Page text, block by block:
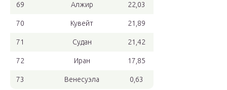
69 Алжир 22,03
70 Кувейт 21,89
71 Судан 21,42
72 Иран 17,85
73 Венесуэла 0,63